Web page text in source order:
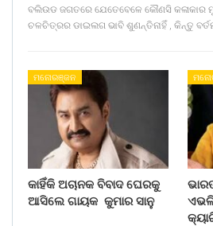
ବଲିଉଡ ଜଗତରେ ଯେତେବେଳେ କୌଣସି କଳାକାର
ଚଳଚିତ୍ରର ଡାଇଲଗ ଭାବି ଶୁଣନ୍ତିନାହିଁ , କିନ୍ତୁ
ମନୋରଞ୍ଜନ
କାହିଁକି ଅଚାନକ ବିବାଦ ଘେରକୁ
ଆସିଲେ ଗାୟକ କୁମାର ସାନୁ